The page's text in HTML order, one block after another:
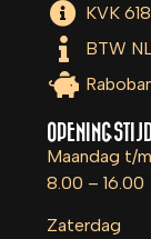
KVK
BTW
Maandag t/
8.00 – 16.00
Zaterdag